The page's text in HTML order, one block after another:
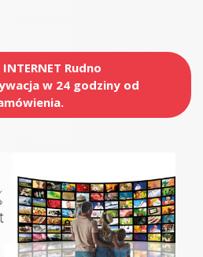
Rudno
w 24 godziny od